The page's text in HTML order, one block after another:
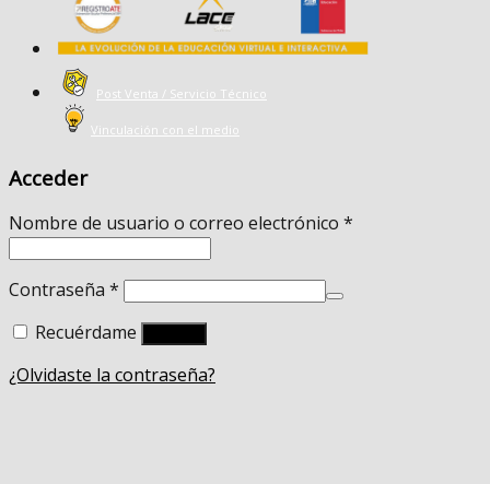
Post Venta / Servicio Técnico
Vinculación con el medio
Acceder
Nombre de usuario o correo electrónico *
Contraseña *
Recuérdame
¿Olvidaste la contraseña?